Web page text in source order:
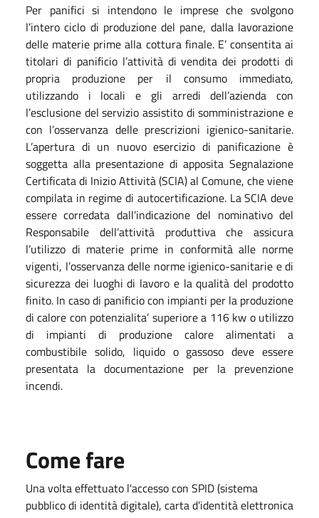
Per panifici si intendono le imprese che svolgono
l’intero ciclo di produzione del pane, dalla lavorazione
delle materie prime alla cottura finale. E’ consentita ai
titolari di panificio l’attività di vendita dei prodotti di
propria produzione per il consumo immediato,
utilizzando i locali e gli arredi dell’azienda con
l’esclusione del servizio assistito di somministrazione e
con l’osservanza delle prescrizioni igienico-sanitarie.
L’apertura di un nuovo esercizio di panificazione è
soggetta alla presentazione di apposita Segnalazione
Certificata di Inizio Attività (SCIA) al Comune, che viene
compilata in regime di autocertificazione. La SCIA deve
essere corredata dall’indicazione del nominativo del
Responsabile dell’attività produttiva che assicura
l’utilizzo di materie prime in conformità alle norme
vigenti, l’osservanza delle norme igienico-sanitarie e di
sicurezza dei luoghi di lavoro e la qualità del prodotto
finito. In caso di panificio con impianti per la produzione
di calore con potenzialita’ superiore a 116 kw o utilizzo
di impianti di produzione calore alimentati a
combustibile solido, liquido o gassoso deve essere
presentata la documentazione per la prevenzione
incendi.
Come fare
Una volta effettuato l'accesso con SPID (sistema
pubblico di identità digitale), carta d’identità elettronica